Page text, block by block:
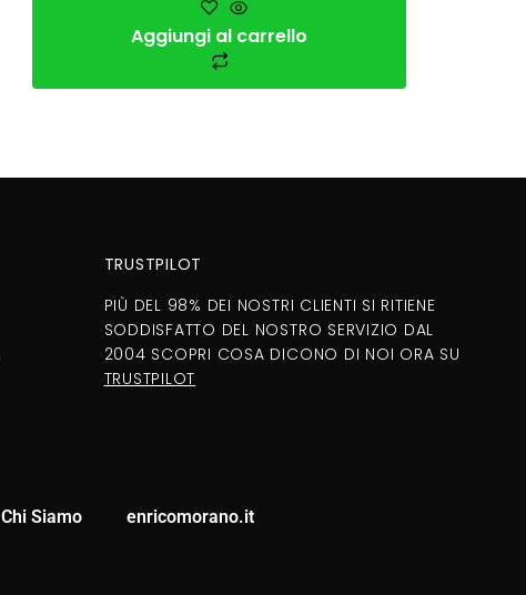
Aggiungi al carrello
TRUSTPILOT
PIÙ DEL 98% DEI NOSTRI CLIENTI SI RITIENE
SODDISFATTO DEL NOSTRO SERVIZIO DAL
2004 SCOPRI COSA DICONO DI NOI ORA SU
TRUSTPILOT
Chi Siamo enricomorano.it